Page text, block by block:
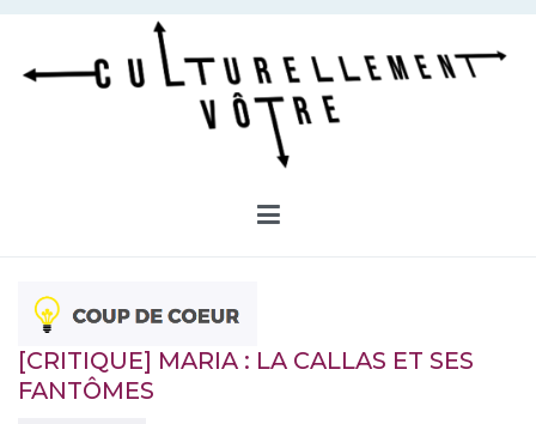
Aller
contenu
[CRITIQUE] MARIA : LA CALLAS ET SES
FANTÔMES